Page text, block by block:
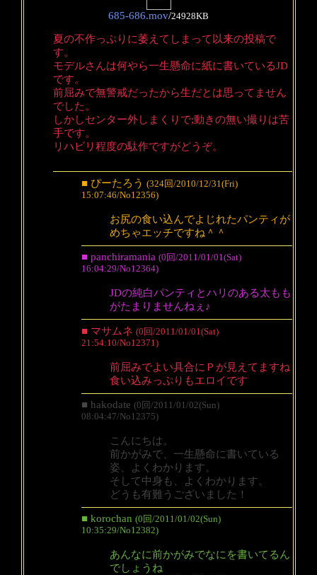
685-686.mov/24928KB
夏の不作っぷりに萎えてしまって以来の投稿で
す。
モデルさんは何やら一生懸命に紙に書いているJD
です。
前屈みで無警戒だったから生だとは思ってません
でした。
しかしセンター外しまくりで;動きの無い撮りは苦
手です。
リハビリ程度の駄作ですがどうぞ。
■ ぴーたろう (324回/2010/12/31(Fri)
15:07:46/No12356)
お尻の食い込んでよじれたパンティが
めちゃエッチですね＾＾
■ panchiramania (0回/2011/01/01(Sat)
16:04:29/No12364)
JDの純白パンティとハリのある太もも
がたまりませんねぇ♪
■ マサムネ (0回/2011/01/01(Sat)
21:54:10/No12371)
前屈みでよい具合にＰが見えてますね
食い込みっぷりもエロイです
■ hakodate (0回/2011/01/02(Sun)
08:04:47/No12375)
こんにちは。
前かがみで、一生懸命に書いている
姿、よくわかります。
そして中身も、よくわかります。
どうも有難うございました！
■ korochan (0回/2011/01/02(Sun)
10:35:29/No12382)
あんなに前かがみでなにを書いてるん
でしょうね